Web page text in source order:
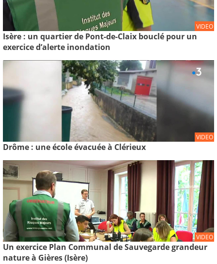
VIDEO
Isère : un quartier de Pont-de-Claix bouclé pour un
exercice d’alerte inondation
VIDEO
Drôme : une école évacuée à Clérieux
VIDEO
Un exercice Plan Communal de Sauvegarde grandeur
nature à Gières (Isère)